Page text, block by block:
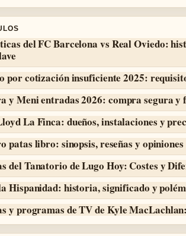
del FC Barcelona vs Real Oviedo:
por cotización insuficiente 2025:
y Meni entradas 2026: compra segura y
La Finca: dueños, instalaciones y
patas libro: sinopsis, reseñas y opiniones
del Tanatorio de Lugo Hoy: Costes y
Hispanidad: historia, significado y
y programas de TV de Kyle